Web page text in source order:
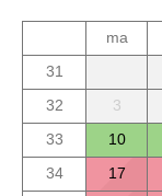
ma
31
32
3
33
10
34
17